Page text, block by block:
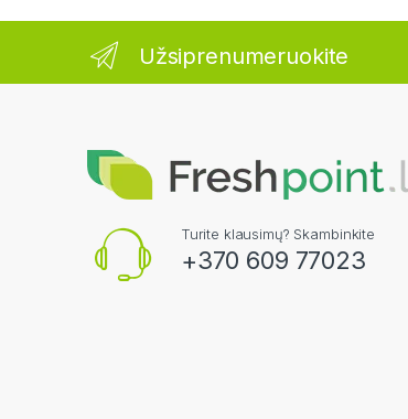
Užsiprenumeruokite
Turite klausimų? Skambinkite
+370 609 77023